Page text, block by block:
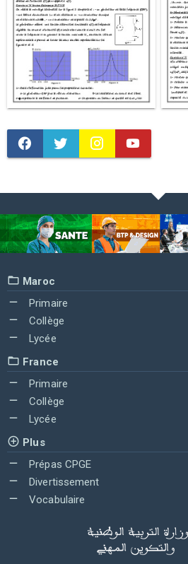
Maroc
Primaire
Collège
Lycée
France
Primaire
Collège
Lycée
Plus
Prépas CPGE
Divertissement
Vocabulaire